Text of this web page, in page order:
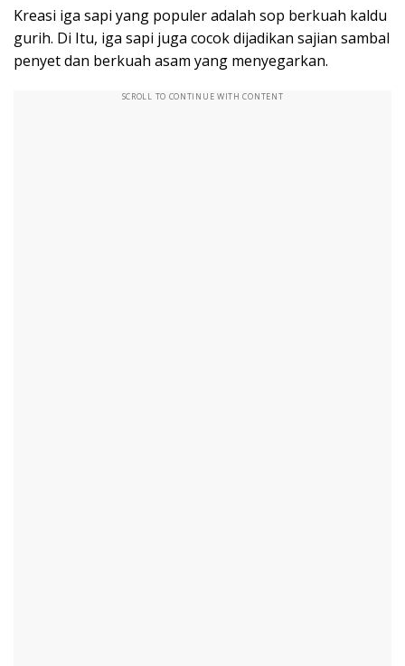
Kreasi iga sapi yang populer adalah sop berkuah kaldu
gurih. Di Itu, iga sapi juga cocok dijadikan sajian sambal
penyet dan berkuah asam yang menyegarkan.
SCROLL TO CONTINUE WITH CONTENT